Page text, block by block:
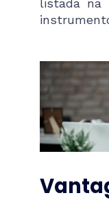
listada na